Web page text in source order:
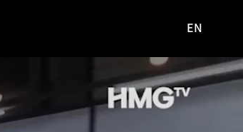
사이트로
이동
EN